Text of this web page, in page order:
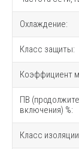
Охлаждение:
Класс защиты:
Коэффициент
ПВ
включения) %:
Класс